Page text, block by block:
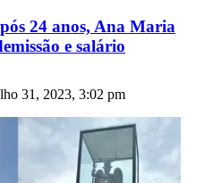
24 anos, Ana Maria
e salário
31, 2023, 3:02 pm